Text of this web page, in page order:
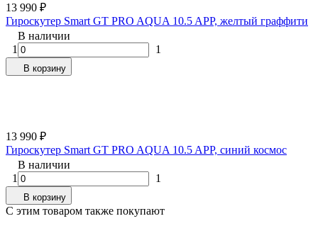
13 990 ₽
Гироскутер Smart GT PRO AQUA 10.5 APP, желтый граффити
В наличии
1
1
В корзину
13 990 ₽
Гироскутер Smart GT PRO AQUA 10.5 APP, синий космос
В наличии
1
1
В корзину
C этим товаром также покупают